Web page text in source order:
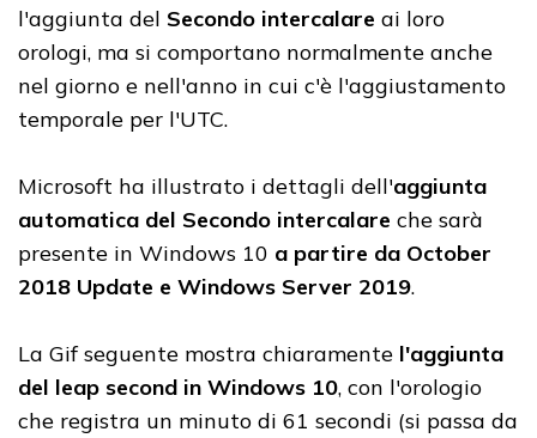
l'aggiunta del Secondo intercalare ai loro
orologi, ma si comportano normalmente anche
nel giorno e nell'anno in cui c'è l'aggiustamento
temporale per l'UTC.
Microsoft ha illustrato i dettagli dell'aggiunta
automatica del Secondo intercalare che sarà
presente in Windows 10 a partire da October
2018 Update e Windows Server 2019.
La Gif seguente mostra chiaramente l'aggiunta
del leap second in Windows 10, con l'orologio
che registra un minuto di 61 secondi (si passa da